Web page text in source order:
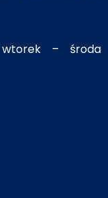
wtorek – środa